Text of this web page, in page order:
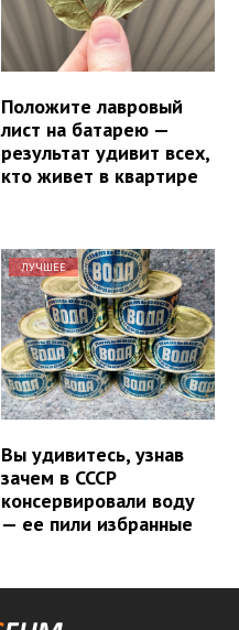
Положите лавровый
лист на батарею —
результат удивит всех,
кто живет в квартире
ЛУЧШЕЕ
Вы удивитесь, узнав
зачем в СССР
консервировали воду
— ее пили избранные